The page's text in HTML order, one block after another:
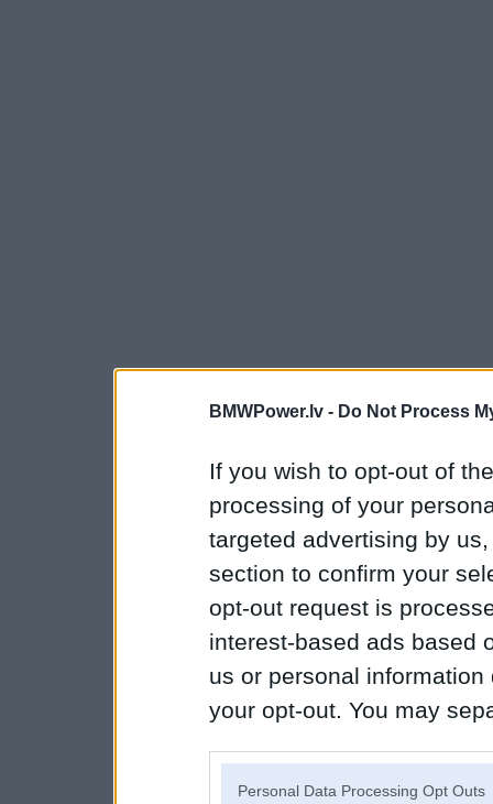
BMWPower.lv - Do Not Process
If you wish to opt-out of
processing of your
targeted advertising by
section to confirm your
opt-out request is
interest-based ads based
us or personal
your opt-out. You may
Personal Data Processing Opt Outs